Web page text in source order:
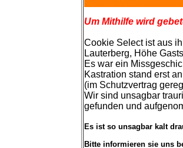
Um Mithilfe wird
Cookie Select ist aus
Lauterberg, Höhe
Es war ein
Kastration stand erst an
(im Schutzvertrag
Wir sind unsagbar
gefunden und
Es ist so unsagbar kalt
Bitte informieren sie uns